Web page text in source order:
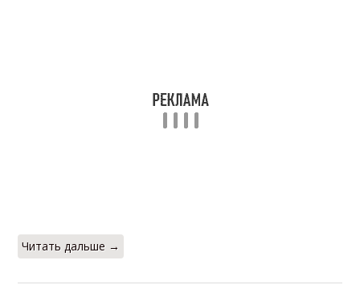
Читать дальше →